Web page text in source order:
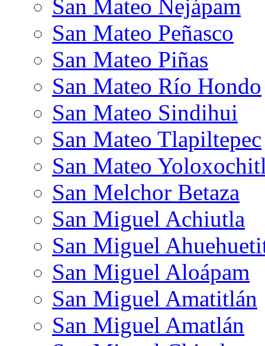
San Mateo Nejápam
San Mateo Peñasco
San Mateo Piñas
San Mateo Río Hondo
San Mateo Sindihui
San Mateo Tlapiltepec
San Mateo
San Melchor Betaza
San Miguel Achiutla
San Miguel
San Miguel Aloápam
San Miguel Amatitlán
San Miguel Amatlán